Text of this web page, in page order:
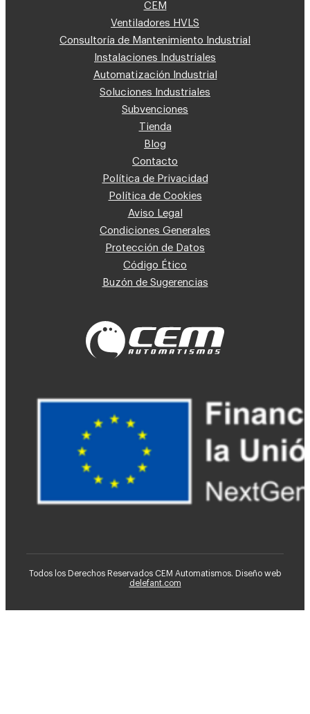
CEM
Ventiladores HVLS
Consultoría de Mantenimiento Industrial
Instalaciones Industriales
Automatización Industrial
Soluciones Industriales
Subvenciones
Tienda
Blog
Contacto
Política de Privacidad
Política de Cookies
Aviso Legal
Condiciones Generales
Protección de Datos
Código Ético
Buzón de Sugerencias
Todos los Derechos Reservados CEM Automatismos. Diseño web
delefant.com